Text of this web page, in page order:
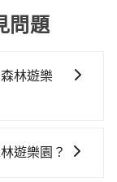
問題
林遊樂
06:34到末班車
遊樂園？